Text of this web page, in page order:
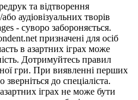
та відтворення
аудіовізуальних творів
- суворо забороняється.
призначені для осіб
в азартних іграх може
Дотримуйтесь правил
гри. При виявленні перших
до спеціаліста.
іграх не може бути